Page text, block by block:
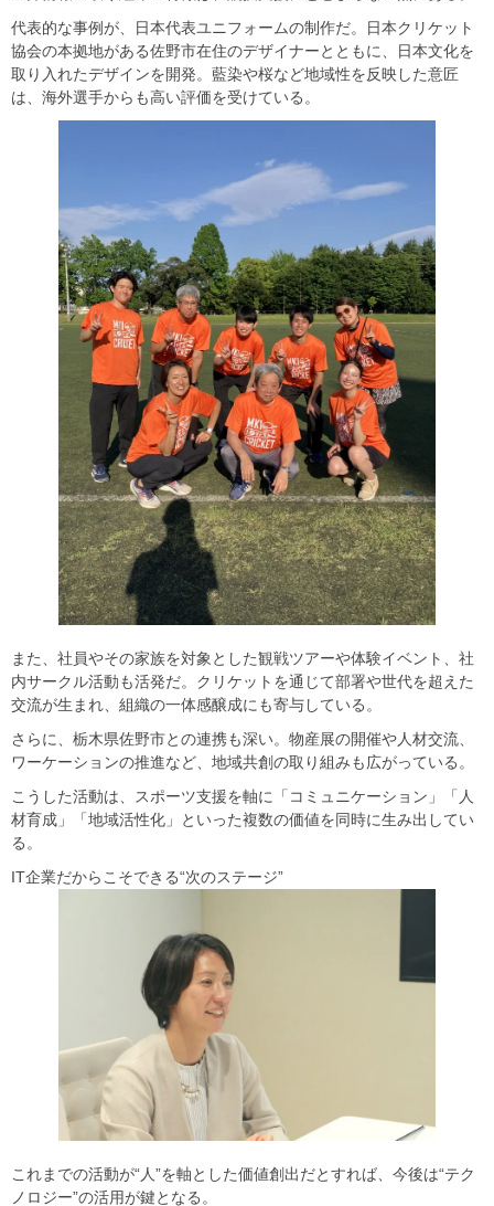
代表的な事例が、日本代表ユニフォームの制作だ。日本クリケット
協会の本拠地がある佐野市在住のデザイナーとともに、日本文化を
取り入れたデザインを開発。藍染や桜など地域性を反映した意匠
は、海外選手からも高い評価を受けている。
また、社員やその家族を対象とした観戦ツアーや体験イベント、社
内サークル活動も活発だ。クリケットを通じて部署や世代を超えた
交流が生まれ、組織の一体感醸成にも寄与している。
さらに、栃木県佐野市との連携も深い。物産展の開催や人材交流、
ワーケーションの推進など、地域共創の取り組みも広がっている。
こうした活動は、スポーツ支援を軸に「コミュニケーション」「人
材育成」「地域活性化」といった複数の価値を同時に生み出してい
る。
IT企業だからこそできる“次のステージ”
これまでの活動が“人”を軸とした価値創出だとすれば、今後は“テク
ノロジー”の活用が鍵となる。